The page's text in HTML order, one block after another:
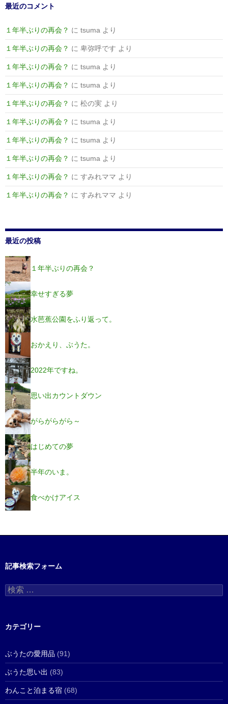
最近のコメント
１年半ぶりの再会？ に tsuma より
１年半ぶりの再会？ に 卑弥呼です より
１年半ぶりの再会？ に tsuma より
１年半ぶりの再会？ に tsuma より
１年半ぶりの再会？ に 松の実 より
１年半ぶりの再会？ に tsuma より
１年半ぶりの再会？ に tsuma より
１年半ぶりの再会？ に tsuma より
１年半ぶりの再会？ に すみれママ より
１年半ぶりの再会？ に すみれママ より
最近の投稿
１年半ぶりの再会？
幸せすぎる夢
水芭蕉公園をふり返って。
おかえり、ぶうた。
2022年ですね。
思い出カウントダウン
がらがらがら～
はじめての夢
半年のいま。
食べかけアイス
記事検索フォーム
検
索
カテゴリー
ぶうたの愛用品 (91)
ぶうた思い出 (83)
わんこと泊まる宿 (68)